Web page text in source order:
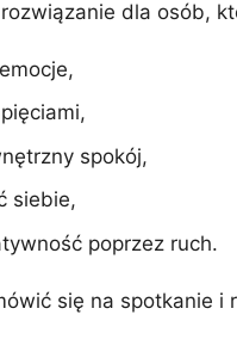
dla osób,
spokój,
siebie,
poprzez ruch.
się na spotkanie i